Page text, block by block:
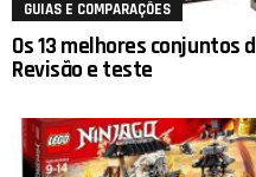
GUIAS E COMPARAÇÕES
Os 13 melhores conjuntos
Revisão e teste